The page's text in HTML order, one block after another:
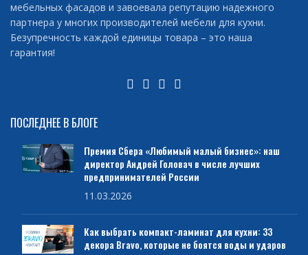
мебельных фасадов и завоевала репутацию надежного
партнера у многих производителей мебели для кухни.
Безупречность каждой единицы товара – это наша
гарантия!
ПОСЛЕДНЕЕ В БЛОГЕ
Премия Сбера «Любимый малый бизнес»: наш
директор Андрей Головач в числе лучших
предпринимателей России
11.03.2026
Как выбрать компакт-ламинат для кухни: 33
декора Bravo, которые не боятся воды и ударов